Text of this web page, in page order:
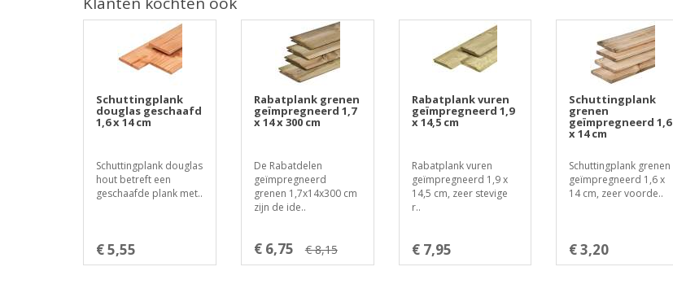
Schuttingplank
douglas geschaafd
1,6 x 14 cm
Schuttingplank douglas
hout betreft een
geschaafde plank met..
€ 5,55
Rabatplank grenen
geïmpregneerd 1,7
x 14 x 300 cm
De Rabatdelen
geïmpregneerd
grenen 1,7x14x300 cm
zijn de ide..
€ 6,75 € 8,15
Rabatplank vuren
geïmpregneerd 1,9
x 14,5 cm
Rabatplank vuren
geïmpregneerd 1,9 x
14,5 cm, zeer stevige
r..
€ 7,95
Schuttingplank
grenen
geïmpregneerd 1,6
x 14 cm
Schuttingplank grenen
geïmpregneerd 1,6 x
14 cm, zeer voorde..
€ 3,20